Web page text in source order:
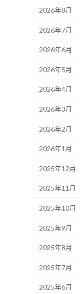
2026年8月
2026年7月
2026年6月
2026年5月
2026年4月
2026年3月
2026年2月
2026年1月
2025年12月
2025年11月
2025年10月
2025年9月
2025年8月
2025年7月
2025年6月